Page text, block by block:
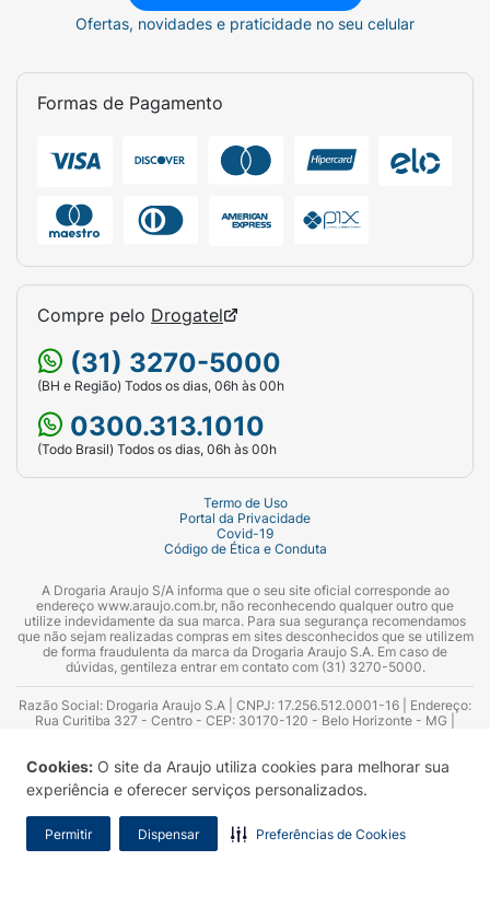
Cookies: O site da Araujo utiliza cookies para melhorar sua
experiência e oferecer serviços personalizados.
Permitir Dispensar Preferências de Cookies
Ofertas, novidades e praticidade no seu celular
Formas de Pagamento
Compre pelo Drogatel
(31) 3270-5000
(BH e Região) Todos os dias, 06h às 00h
0300.313.1010
(Todo Brasil) Todos os dias, 06h às 00h
Termo de Uso
Portal da Privacidade
Covid-19
Código de Ética e Conduta
A Drogaria Araujo S/A informa que o seu site oficial corresponde ao
endereço www.araujo.com.br, não reconhecendo qualquer outro que
utilize indevidamente da sua marca. Para sua segurança recomendamos
que não sejam realizadas compras em sites desconhecidos que se utilizem
de forma fraudulenta da marca da Drogaria Araujo S.A. Em caso de
dúvidas, gentileza entrar em contato com (31) 3270-5000.
Razão Social: Drogaria Araujo S.A | CNPJ: 17.256.512.0001-16 | Endereço:
Rua Curitiba 327 - Centro - CEP: 30170-120 - Belo Horizonte - MG |
Azevedo Guimarães – CRF 10.965 | Yasmin Silva Alvarenga – CRF 52.584 -
Consultor substituto: Thiago Aguiar Pinheiro - CRF Nº 13.748. Alvará
Sanitário: 2025020713 | Autorização de Funcionamento da Empresa (AFE):